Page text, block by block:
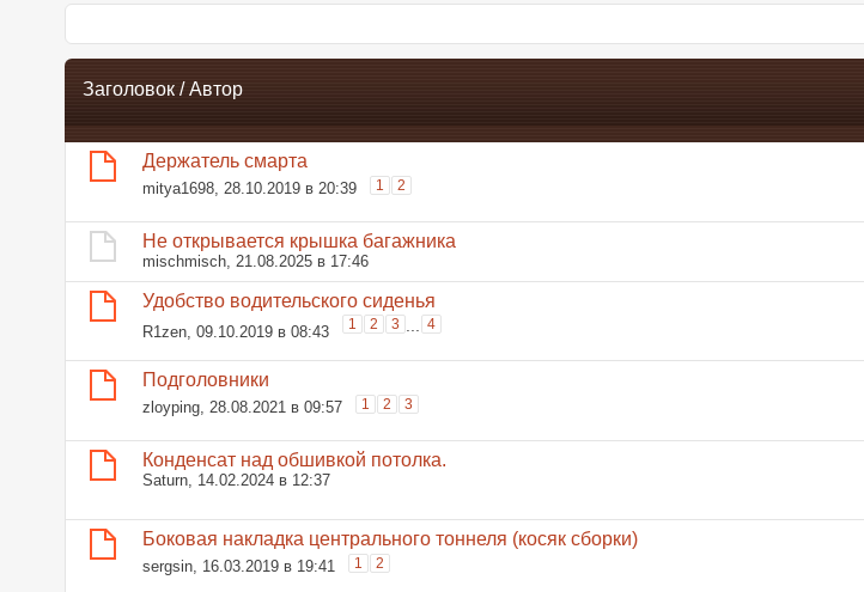
Заголовок/Автор
Держатель смарта
mitya1698, 28.10.2019 в 20:39 1 2
Не открывается крышка багажника
mischmisch, 21.08.2025 в 17:46
Удобство водительского сиденья
R1zen, 09.10.2019 в 08:43 1 2 3 ... 4
Подголовники
zloyping, 28.08.2021 в 09:57 1 2 3
Конденсат над обшивкой потолка.
Saturn, 14.02.2024 в 12:37
Боковая накладка центрального тоннеля (косяк сборки)
sergsin, 16.03.2019 в 19:41 1 2